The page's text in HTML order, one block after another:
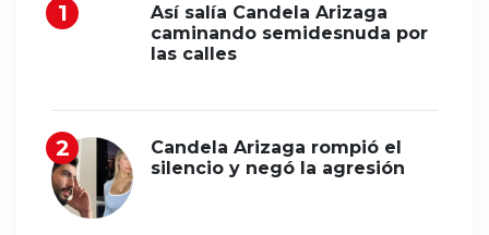
Así salía Candela Arizaga
caminando semidesnuda por
las calles
Candela Arizaga rompió el
silencio y negó la agresión